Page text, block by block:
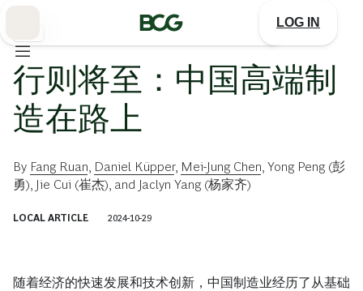
LOG IN
行则将至：中国高端制
造在路上
By Fang Ruan Daniel Küpper, Mei-Jung Chen Yong Peng (彭
勇) Jie Cui (崔杰) , and Jaclyn Yang (杨家齐)
LOCAL ARTICLE 2024-10-29
随着经济的快速发展和技术创新，中国制造业经历了从基础